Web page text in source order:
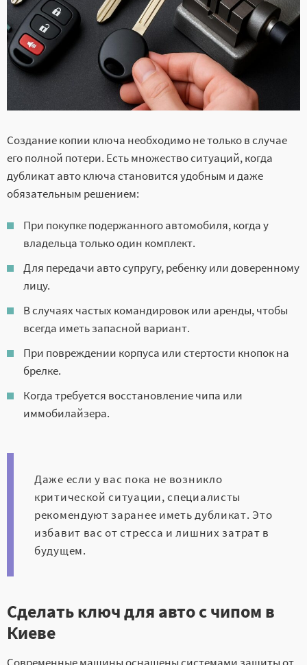
Создание копии ключа необходимо не только в случае
его полной потери. Есть множество ситуаций, когда
дубликат авто ключа становится удобным и даже
обязательным решением:
При покупке подержанного автомобиля, когда у
владельца только один комплект.
Для передачи авто супругу, ребенку или доверенному
лицу.
В случаях частых командировок или аренды, чтобы
всегда иметь запасной вариант.
При повреждении корпуса или стертости кнопок на
брелке.
Когда требуется восстановление чипа или
иммобилайзера.
Даже если у вас пока не возникло
критической ситуации, специалисты
рекомендуют заранее иметь дубликат. Это
избавит вас от стресса и лишних затрат в
будущем.
Сделать ключ для авто с чипом в
Киеве